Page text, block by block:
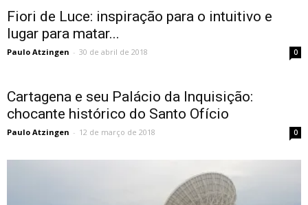
Fiori de Luce: inspiração para o intuitivo e
lugar para matar...
Paulo Atzingen - 30 de abril de 2018 0
Cartagena e seu Palácio da Inquisição:
chocante histórico do Santo Ofí­cio
Paulo Atzingen - 12 de março de 2018 0